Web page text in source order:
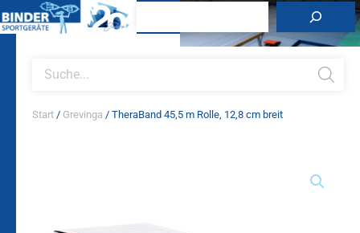
Inhalt
search
Start / Grevinga / TheraBand 45,5 m Rolle, 12,8 cm breit